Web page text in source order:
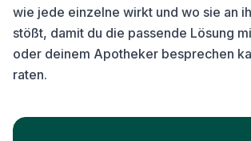
wie jede einzelne wirkt und wo sie an
stößt, damit du die passende Lösung
oder deinem Apotheker besprechen
raten.